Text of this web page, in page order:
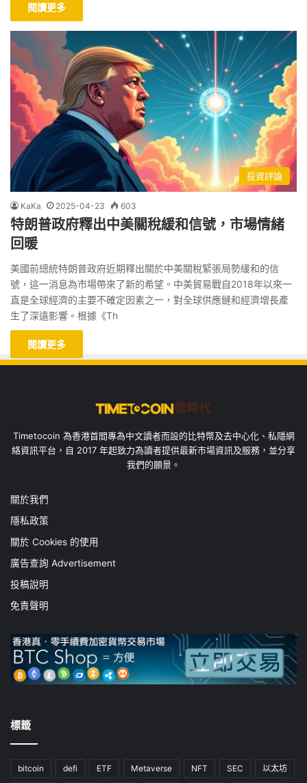
閱讀更多
投資評論
KaKa 2025-04-23 603
特朗普政府釋出中美關稅緩和信號，市場情緒
回暖
美國前總統特朗普政府近期釋出關於中美關稅緊張局勢緩和的信
號，這一消息為市場帶來了新的希望。中美貿易戰自2018年以來一
直是全球經濟的主要不確定因素之一，對全球供應鏈和經濟增長產
生了深遠影響。根據《Th
閱讀更多
Timetocoin 為香港首間專為中文讀者而設的比特幣及去中心化、私隱網
絡資訊平台，自 2017 年起致力為讀者提供最新市場資訊及服務，並分享
我們的願景。
關於我們
隱私政策
關於 Cookies 的使用
廣告查詢 Advertisement
投稿說明
免責聲明
標籤
bitcoin defi ETF Metaverse NFT SEC 以太坊